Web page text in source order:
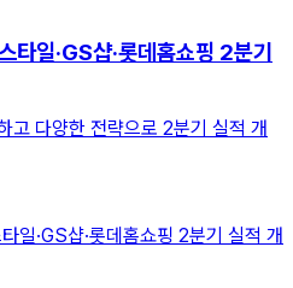
일·GS샵·롯데홈쇼핑 2분기
고 다양한 전략으로 2분기 실적 개